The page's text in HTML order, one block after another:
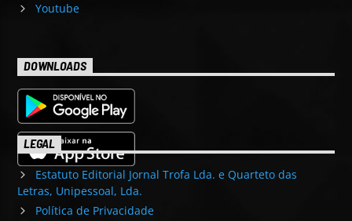
Youtube
DOWNLOADS
LEGAL
Estatuto Editorial Jornal Trofa Lda. e Quarteto das
Letras, Unipessoal, Lda.
Política de Privacidade